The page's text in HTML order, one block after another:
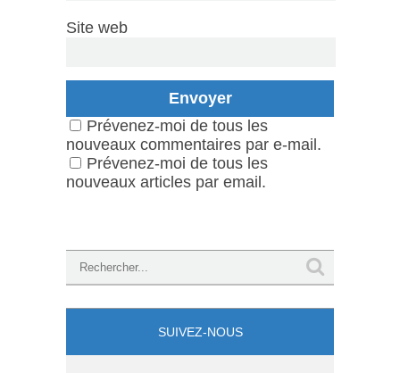
Site web
Prévenez-moi de tous les
nouveaux commentaires par e-mail.
Prévenez-moi de tous les
nouveaux articles par email.
SUIVEZ-NOUS